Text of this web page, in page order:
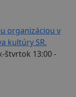
štvrtok 13:00 -